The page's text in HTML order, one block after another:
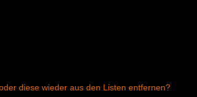
diese wieder aus den Listen entfernen?